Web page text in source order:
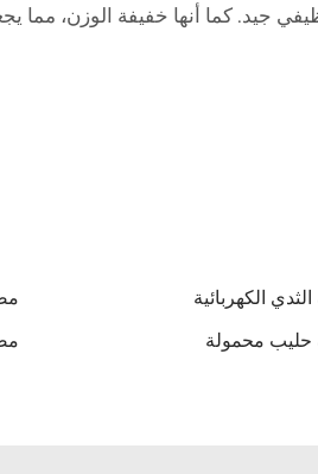
جيد. كما أنها خفيفة الوزن، مما
الكهربائية
محمولة